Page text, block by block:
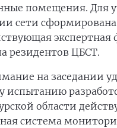
помещения. Для
сети сформирована
экспертная
резидентов ЦБСТ.
на заседании
испытанию
области
система